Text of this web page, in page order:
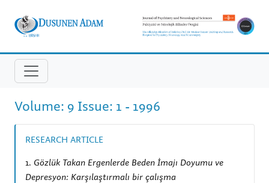
Volume: 9 Issue: 1 - 1996
RESEARCH ARTICLE
1. Gözlük Takan Ergenlerde Beden İmajı Doyumu ve
Depresyon: Karşılaştırmalı bir çalışma